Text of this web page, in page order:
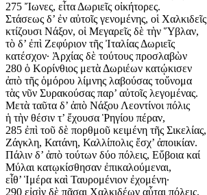
275 Ἴωνες, εἶτα Δωριεῖς οἰκήτορες.
Στάσεως δ’ ἐν αὐτοῖς γενομένης, οἱ Χαλκιδεῖς
κτίζουσι Νάξον, οἱ Μεγαρεῖς δὲ τὴν Ὕβλαν,
τὸ δ’ ἐπὶ Ζεφύριον τῆς Ἰταλίας Δωριεῖς
κατέσχον· Ἀρχίας δὲ τούτους προσλαβὼν
280 ὁ Κορίνθιος μετὰ Δωριέων κατῴκισεν
ἀπὸ τῆς ὁμόρου λίμνης λαβούσας τοὔνομα
τὰς νῦν Συρακούσας παρ’ αὐτοῖς λεγομένας.
Μετὰ ταῦτα δ’ ἀπὸ Νάξου Λεοντίνοι πόλις
ἡ τὴν θέσιν τ’ ἔχουσα Ῥηγίου πέραν,
285 ἐπὶ τοῦ δὲ πορθμοῦ κειμένη τῆς Σικελίας,
Ζάγκλη, Κατάνη, Καλλίπολις ἔσχ’ ἀποικίαν.
Πάλιν δ’ ἀπὸ τούτων δύο πόλεις, Εὔβοια καί
Μύλαι κατῳκίσθησαν ἐπικαλούμεναι,
εἶθ’ Ἱμέρα καὶ Ταυρομένιον ἐχομένη·
290 εἰσὶν δὲ πᾶσαι Χαλκιδέων αὗται πόλεις.